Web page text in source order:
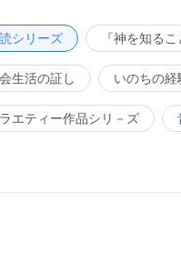
所があったのです。こ
ぼしたりすることはあ
ているのです。万物の
に、生物は生来の生存
生き延び、増殖し、前
相互依存の中で共生して
シリーズ 『神を知る
生活の証し いのちの経
エティー作品シリ－ズ